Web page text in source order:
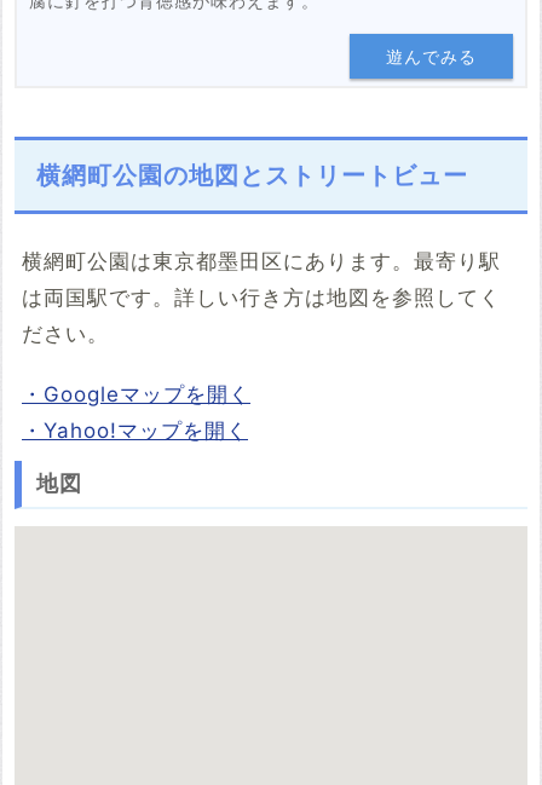
遊んでみる
横網町公園の地図とストリートビュー
横網町公園は東京都墨田区にあります。最寄り駅
は両国駅です。詳しい行き方は地図を参照してく
ださい。
・Googleマップを開く
・Yahoo!マップを開く
地図